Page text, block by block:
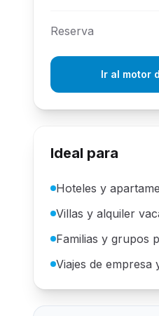
Reserva
Ir al motor
Ideal para
Hoteles y
Villas y alquiler
Familias y grupos
Viajes de empresa